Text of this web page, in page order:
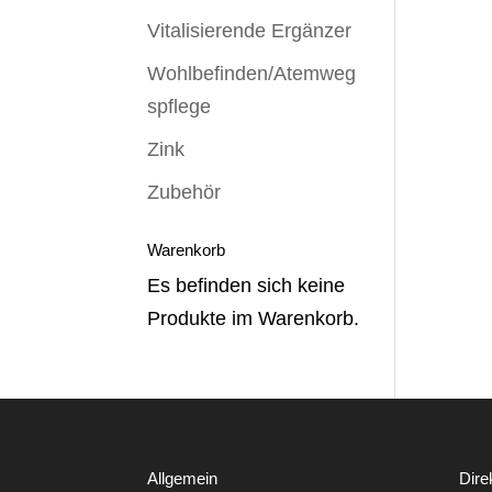
Vitalisierende Ergänzer
Wohlbefinden/Atemweg
spflege
Zink
Zubehör
Warenkorb
Es befinden sich keine
Produkte im Warenkorb.
Allgemein